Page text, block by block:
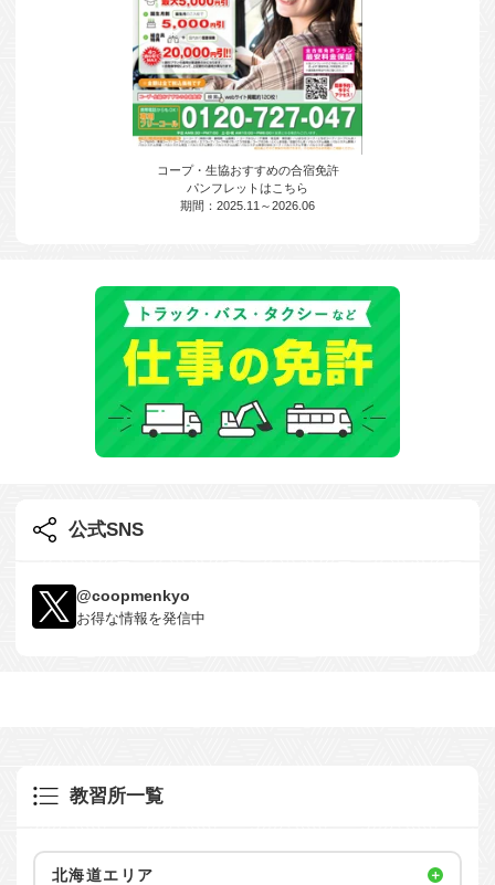
コープ・生協おすすめの合宿免許
パンフレットはこちら
期間：2025.11～2026.06
公式SNS
@coopmenkyo
お得な情報を発信中
教習所一覧
北海道エリア